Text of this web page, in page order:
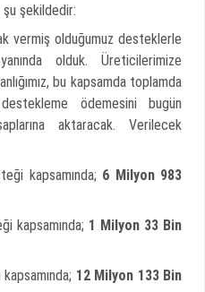
şu şekildedir:
vermiş olduğumuz desteklerle
olduk. Üreticilerimize
bu kapsamda toplamda
ödemesini bugün
aktaracak. Verilecek
kapsamında; 6 Milyon 983
kapsamında; 1 Milyon 33 Bin
12 Milyon 133 Bin